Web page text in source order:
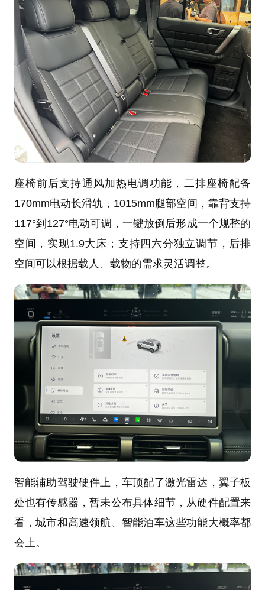
座椅前后支持通风加热电调功能，二排座椅配备
170mm电动长滑轨，1015mm腿部空间，靠背支持
117°到127°电动可调，一键放倒后形成一个规整的
空间，实现1.9大床；支持四六分独立调节，后排
空间可以根据载人、载物的需求灵活调整。
智能辅助驾驶硬件上，车顶配了激光雷达，翼子板
处也有传感器，暂未公布具体细节，从硬件配置来
看，城市和高速领航、智能泊车这些功能大概率都
会上。